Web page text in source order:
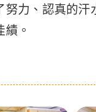
努力、認真的
。